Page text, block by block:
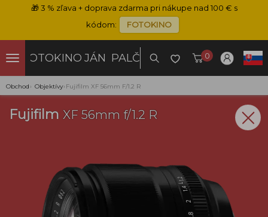
🎁3 % zľava + doprava zdarma pri nákupe nad 100 € s
kódom:
FOTOKINO
FOTOKINO JÁN PALČO 0
Obchod › Objektívy› Fujifilm XF 56mm F/1.2 R
Fujifilm XF 56mm f/1.2 R